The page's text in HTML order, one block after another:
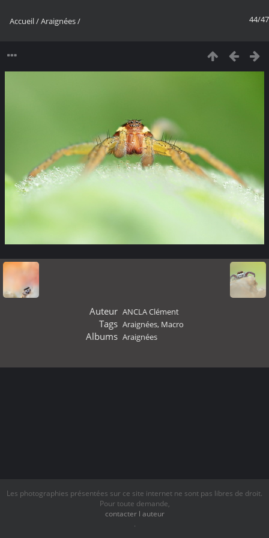
44/47
Accueil/Araignées/
Auteur ANCLA Clément
Tags Araignées, Macro
Albums Araignées
Les photographies présentées sur ce site internet ne sont pas libres de droit.
Pour toute demande,
contacter l auteur
.